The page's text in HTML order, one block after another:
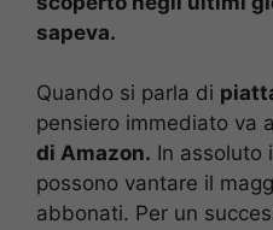
sapeva.
Quando si parla di
pensiero immediato va a
di Amazon. In assoluto
possono vantare il
abbonati. Per un